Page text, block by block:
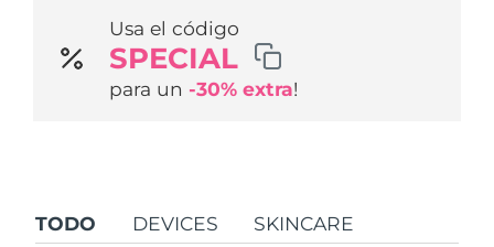
Usa el código
SPECIAL
para un -30% extra!
TODO DEVICES SKINCARE
Sorpresas especiales Superventas
Alemania Entrega prevista
Australia Entrega prevista